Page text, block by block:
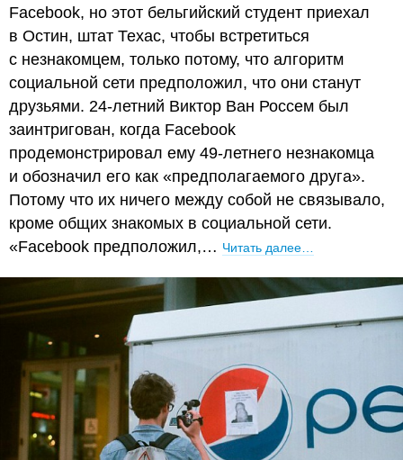
Facebook, но этот бельгийский студент приехал
в Остин, штат Техас, чтобы встретиться
с незнакомцем, только потому, что алгоритм
социальной сети предположил, что они станут
друзьями. 24-летний Виктор Ван Россем был
заинтригован, когда Facebook
продемонстрировал ему 49-летнего незнакомца
и обозначил его как «предполагаемого друга».
Потому что их ничего между собой не связывало,
кроме общих знакомых в социальной сети.
«Facebook предположил,… Читать далее…